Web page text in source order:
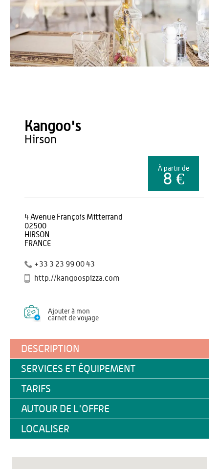
Kangoo's
hirson
À partir de
8 €
4 Avenue François Mitterrand
02500
HIRSON
FRANCE
+33 3 23 99 00 43
http://kangoospizza.com
Ajouter à mon
carnet de voyage
DESCRIPTION
SERVICES ET ÉQUIPEMENT
TARIFS
AUTOUR DE L'OFFRE
LOCALISER